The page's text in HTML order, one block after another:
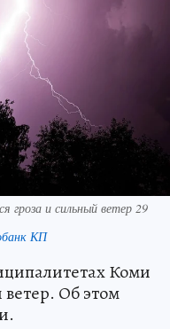
гроза и сильный ветер 29
КП
Коми
Об этом